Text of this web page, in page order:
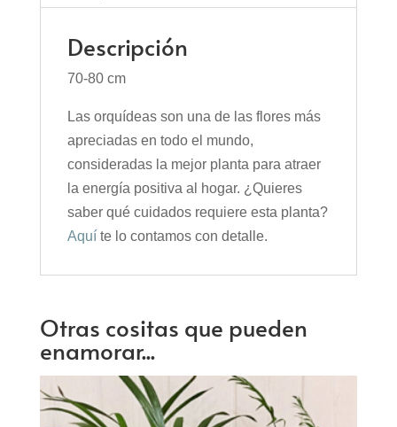
Descripción
70-80 cm
Las orquídeas son una de las flores más
apreciadas en todo el mundo,
consideradas la mejor planta para atraer
la energía positiva al hogar. ¿Quieres
saber qué cuidados requiere esta planta?
Aquíte lo contamos con detalle.
Otras cositas que pueden
enamorar...